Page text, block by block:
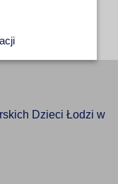
Dzieci Łodzi w